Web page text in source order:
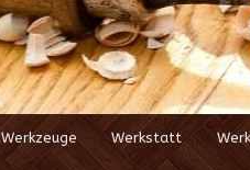
Werkzeuge Werkstatt